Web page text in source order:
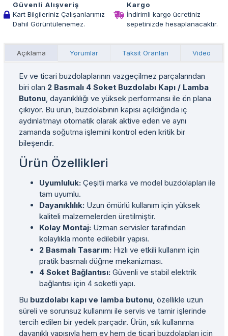
Güvenli Alışveriş
Kart Bilgileriniz Çalışanlarımız
Dahil Görüntülenemez.
Kargo
İndirimli kargo ücretiniz
sepetinizde hesaplanacaktır.
Açıklama Yorumlar Taksit Oranları Video
Ev ve ticari buzdolaplarının vazgeçilmez parçalarından
biri olan 2 Basmalı 4 Soket Buzdolabı Kapı / Lamba
Butonu, dayanıklılığı ve yüksek performansı ile ön plana
çıkıyor. Bu ürün, buzdolabının kapısı açıldığında iç
aydınlatmayı otomatik olarak aktive eden ve aynı
zamanda soğutma işlemini kontrol eden kritik bir
bileşendir.
Ürün Özellikleri
Uyumluluk: Çeşitli marka ve model buzdolapları ile
tam uyumlu.
Dayanıklılık: Uzun ömürlü kullanım için yüksek
kaliteli malzemelerden üretilmiştir.
Kolay Montaj: Uzman servisler tarafından
kolaylıkla monte edilebilir yapısı.
2 Basmalı Tasarım: Hızlı ve etkili kullanım için
pratik basmalı düğme mekanizması.
4 Soket Bağlantısı: Güvenli ve stabil elektrik
bağlantısı için 4 soketli yapı.
Bu buzdolabı kapı ve lamba butonu, özellikle uzun
süreli ve sorunsuz kullanımı ile servis ve tamir işlerinde
tercih edilen bir yedek parçadır. Ürün, sık kullanıma
dayanıklı yapısıyla hem ev hem de ticari buzdolapları için